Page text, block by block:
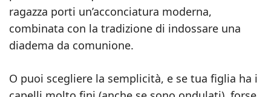
ragazza porti un’acconciatura moderna,
combinata con la tradizione di indossare una
diadema da comunione.
O puoi scegliere la semplicità, e se tua figlia ha i